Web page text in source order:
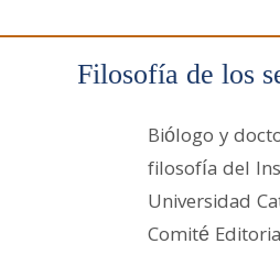
Filosofía de los
Biólogo y
filosofía del
Universidad
Comité